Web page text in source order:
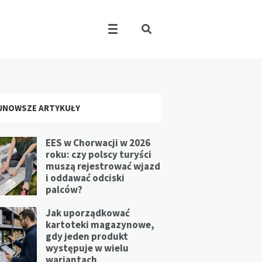
ARTYKUŁY
EES w Chorwacji w 2026
roku: czy polscy turyści
muszą rejestrować wjazd
i oddawać odciski
palców?
Jak uporządkować
kartoteki magazynowe,
gdy jeden produkt
występuje w wielu